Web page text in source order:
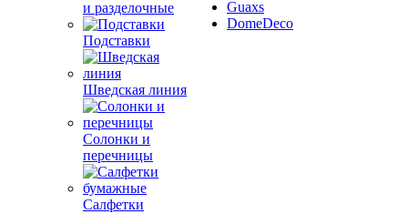
и разделочные
Подставки
Шведская линия
Солонки и
перечницы
Салфетки
Guaxs
DomeDeco